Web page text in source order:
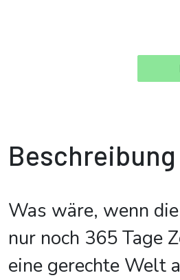
Beschreibung
Was wäre, wenn
nur noch 365 Tage
eine gerechte Welt